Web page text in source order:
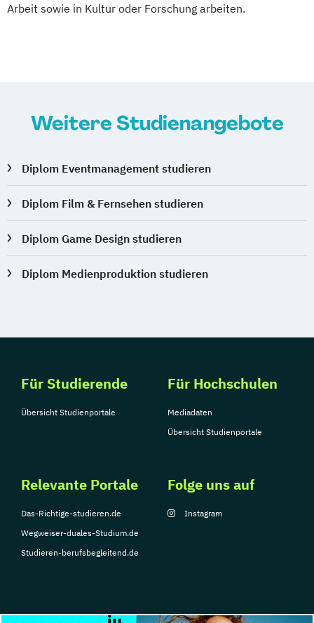
Arbeit sowie in Kultur oder Forschung arbeiten.
Weitere Studienangebote
Diplom Eventmanagement studieren
Diplom Film & Fernsehen studieren
Diplom Game Design studieren
Diplom Medienproduktion studieren
Für Studierende
Übersicht Studienportale
Für Hochschulen
Mediadaten
Übersicht Studienportale
Relevante Portale
Das-Richtige-studieren.de
Wegweiser-duales-Studium.de
Studieren-berufsbegleitend.de
Folge uns auf
Instagram